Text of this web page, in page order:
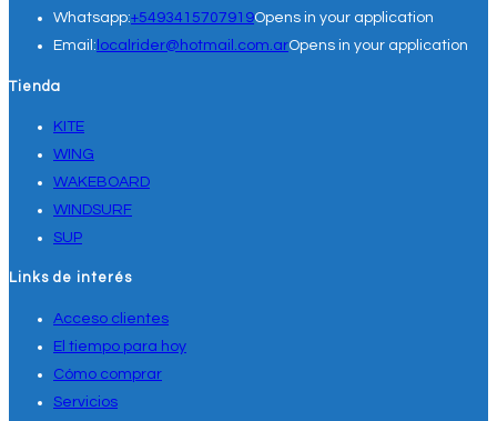
Whatsapp:+5493415707919Opens in your application
Email: localrider@hotmail.com.arOpens in your application
Tienda
KITE
WING
WAKEBOARD
WINDSURF
SUP
Links de interés
Acceso clientes
El tiempo para hoy
Cómo comprar
Servicios